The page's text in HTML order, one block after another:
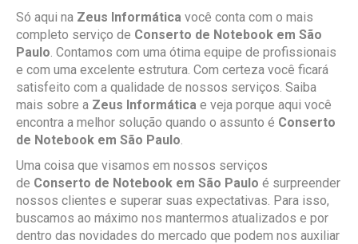
Só aqui na Zeus Informática você conta com o mais
completo serviço de Conserto de Notebook em São
Paulo. Contamos com uma ótima equipe de profissionais
e com uma excelente estrutura. Com certeza você ficará
satisfeito com a qualidade de nossos serviços. Saiba
mais sobre a Zeus Informática e veja porque aqui você
encontra a melhor solução quando o assunto é Conserto
de Notebook em São Paulo.
Uma coisa que visamos em nossos serviços
de Conserto de Notebook em São Paulo é surpreender
nossos clientes e superar suas expectativas. Para isso,
buscamos ao máximo nos mantermos atualizados e por
dentro das novidades do mercado que podem nos auxiliar